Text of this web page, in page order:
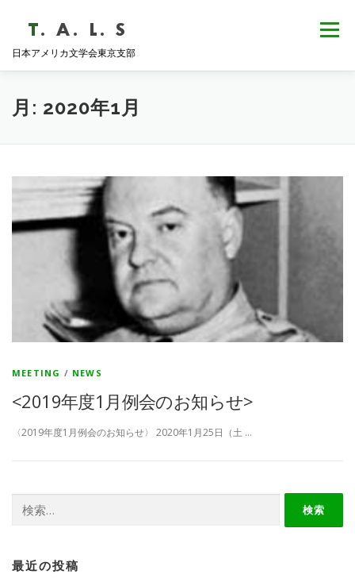
ツ
日本アメリカ文学会東京支部
メニュー
HOME NEWS
月: 2020年1月
MEETING / NEWS
<2019年度1月例会のお知らせ>
〈2019年度1月例会のお知らせ〉 2020年1月25日（土 …
索:
最近の投稿